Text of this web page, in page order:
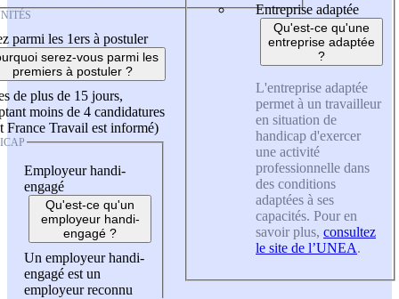
parmi les 1ers à postuler
serez-vous parmi les
premiers à postuler ?
de plus de 15 jours,
moins de 4 candidatures
France Travail est informé)
Employeur handi-
engagé
Qu'est-ce qu'un
employeur handi-
engagé ?
Un employeur handi-
engagé est un
employeur reconnu
Entreprise adaptée
Qu'est-ce qu'une
entreprise adaptée
?
L'entreprise adaptée
permet à un travailleur
en situation de
handicap d'exercer
une activité
professionnelle dans
des conditions
adaptées à ses
capacités. Pour en
savoir plus, consultez
le site de l’UNEA.